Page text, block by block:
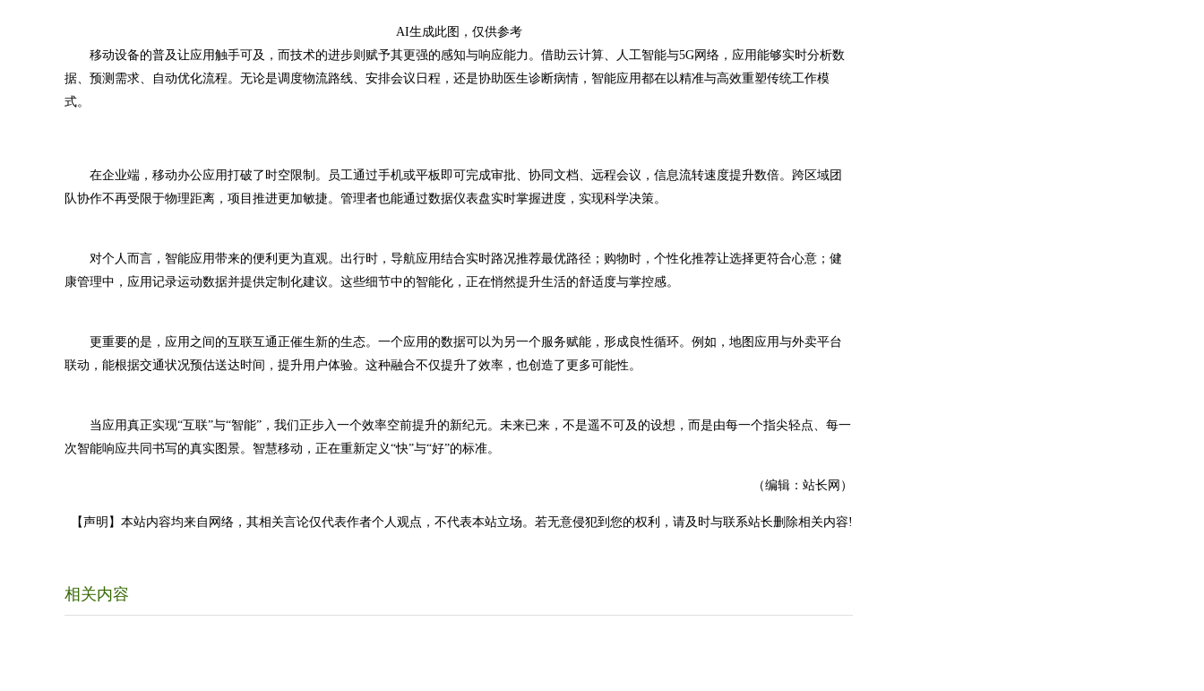
AI生成此图，仅供参考
移动设备的普及让应用触手可及，而技术的进步则赋予其更强的感知与响应能力。借助云计算、人工智能与5G网络，应用能够实时分析数
据、预测需求、自动优化流程。无论是调度物流路线、安排会议日程，还是协助医生诊断病情，智能应用都在以精准与高效重塑传统工作模
式。
在企业端，移动办公应用打破了时空限制。员工通过手机或平板即可完成审批、协同文档、远程会议，信息流转速度提升数倍。跨区域团
队协作不再受限于物理距离，项目推进更加敏捷。管理者也能通过数据仪表盘实时掌握进度，实现科学决策。
对个人而言，智能应用带来的便利更为直观。出行时，导航应用结合实时路况推荐最优路径；购物时，个性化推荐让选择更符合心意；健
康管理中，应用记录运动数据并提供定制化建议。这些细节中的智能化，正在悄然提升生活的舒适度与掌控感。
更重要的是，应用之间的互联互通正催生新的生态。一个应用的数据可以为另一个服务赋能，形成良性循环。例如，地图应用与外卖平台
联动，能根据交通状况预估送达时间，提升用户体验。这种融合不仅提升了效率，也创造了更多可能性。
当应用真正实现“互联”与“智能”，我们正步入一个效率空前提升的新纪元。未来已来，不是遥不可及的设想，而是由每一个指尖轻点、每一
次智能响应共同书写的真实图景。智慧移动，正在重新定义“快”与“好”的标准。
（编辑：站长网）
【声明】本站内容均来自网络，其相关言论仅代表作者个人观点，不代表本站立场。若无意侵犯到您的权利，请及时与联系站长删除相关内容!
相关内容